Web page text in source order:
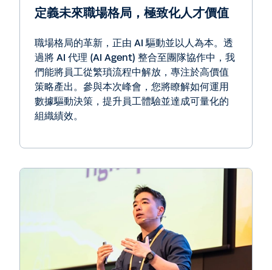
定義未來職場格局，極致化人才價值
職場格局的革新，正由 AI 驅動並以人為本。透
過將 AI 代理 (AI Agent) 整合至團隊協作中，我
們能將員工從繁瑣流程中解放，專注於高價值
策略產出。參與本次峰會，您將瞭解如何運用
數據驅動決策，提升員工體驗並達成可量化的
組織績效。